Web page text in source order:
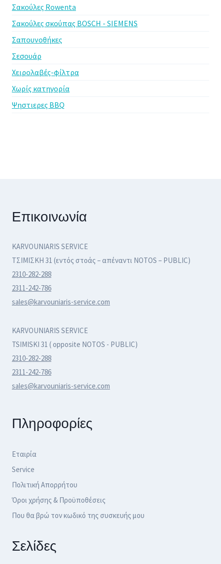
Σακούλες Rowenta
Σακούλες σκούπας BOSCH - SIEMENS
Σαπουνοθήκες
Σεσουάρ
Χειρολαβές-φίλτρα
Χωρίς κατηγορία
Ψηστιερες BBQ
Επικοινωνία
KARVOUNIARIS SERVICE
ΤΣΙΜΙΣΚΗ 31 (εντός στοάς – απέναντι NOTOS – PUBLIC)
2310-282-288
2311-242-786
sales@karvouniaris-service.com
KARVOUNIARIS SERVICE
TSIMISKI 31 ( opposite NOTOS - PUBLIC)
2310-282-288
2311-242-786
sales@karvouniaris-service.com
Πληροφορίες
Εταιρία
Service
Πολιτική Απορρήτου
Όροι χρήσης & Προϋποθέσεις
Που θα βρώ τον κωδικό της συσκευής μου
Σελίδες